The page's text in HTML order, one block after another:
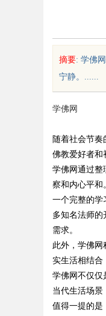
uz
摘要: 学佛
宁静。......
学佛网
随着社会节
佛教爱好者和
学佛网通过整
察和内心平和
一个完整的学
多知名法师的
需求。
此外，学佛网
实生活相结合
学佛网不仅仅
当代生活场景
值得一提的是
眼镜 上海配眼镜